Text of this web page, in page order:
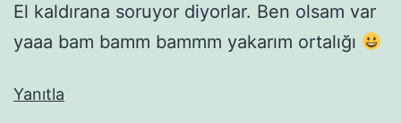
El kaldırana soruyor diyorlar. Ben olsam var
yaaa bam bamm bammm yakarım ortalığı
Yanıtla